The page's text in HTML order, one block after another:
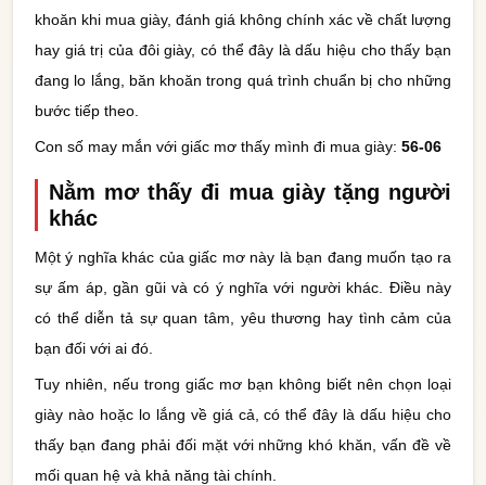
khoăn khi mua giày, đánh giá không chính xác về chất lượng
hay giá trị của đôi giày, có thể đây là dấu hiệu cho thấy bạn
đang lo lắng, băn khoăn trong quá trình chuẩn bị cho những
bước tiếp theo.
Con số may mắn với giấc mơ thấy mình đi mua giày: 56-06
Nằm mơ thấy đi mua giày tặng người
khác
Một ý nghĩa khác của giấc mơ này là bạn đang muốn tạo ra
sự ấm áp, gần gũi và có ý nghĩa với người khác. Điều này
có thể diễn tả sự quan tâm, yêu thương hay tình cảm của
bạn đối với ai đó.
Tuy nhiên, nếu trong giấc mơ bạn không biết nên chọn loại
giày nào hoặc lo lắng về giá cả, có thể đây là dấu hiệu cho
thấy bạn đang phải đối mặt với những khó khăn, vấn đề về
mối quan hệ và khả năng tài chính.